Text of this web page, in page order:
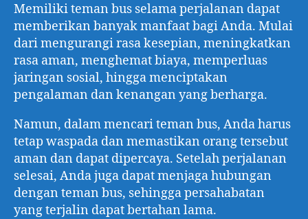
Memiliki teman bus selama perjalanan dapat
memberikan banyak manfaat bagi Anda. Mulai
dari mengurangi rasa kesepian, meningkatkan
rasa aman, menghemat biaya, memperluas
jaringan sosial, hingga menciptakan
pengalaman dan kenangan yang berharga.
Namun, dalam mencari teman bus, Anda harus
tetap waspada dan memastikan orang tersebut
aman dan dapat dipercaya. Setelah perjalanan
selesai, Anda juga dapat menjaga hubungan
dengan teman bus, sehingga persahabatan
yang terjalin dapat bertahan lama.